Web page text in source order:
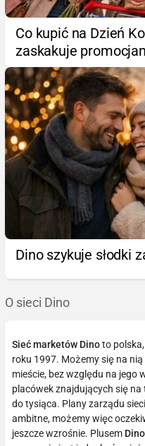
Co kupić na Dzień
zaskakuje
Dino szykuje słodki
O sieci Dino
Sieć marketów Dinoto
roku 1997. Możemy się na
mieście, bez względu na jego
placówek znajdujących się
do tysiąca. Plany zarządu
ambitne, możemy więc
jeszcze wzrośnie. Plusem Dino